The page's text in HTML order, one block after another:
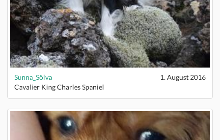
Sunna_Sölva
1. August 2016
Cavalier King Charles Spaniel